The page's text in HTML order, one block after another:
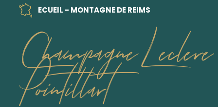
ECUEIL - MONTAGNE DE REIMS
Champagne Leclere
Pointillart